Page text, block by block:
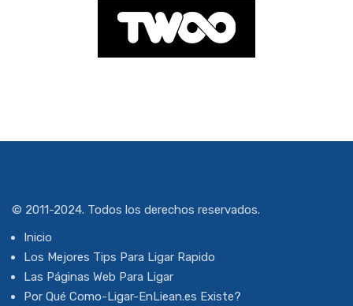
© 2011-2024. Todos los derechos reservados.
Inicio
Los Mejores Tips Para Ligar Rapido
Las Páginas Web Para Ligar
Por Qué Como-Ligar-EnLiean.es Existe?